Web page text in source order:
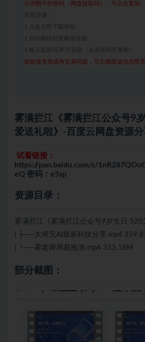
示例图中的密码（网盘提取码），可点击复制
获取步骤：
1.点击立即下载按钮
2.自动跳转百度网盘链接
3.输入提取码,即可获取（点击密码可复制）
如链接失效或有交易问题，可右侧发送信息联
雾满拦江《雾满拦江公众号9
爱送礼啦》-百度云网盘资源
试看链接：
https://pan.baidu.com/s/
eQ 密码：e5sp
资源目录：
雾满拦江《雾满拦江公众号9岁生日 520
| ├──大师兄AI最新科技分享.mp4
| └──雾老师周易推演.mp4 353.18M
部分截图：